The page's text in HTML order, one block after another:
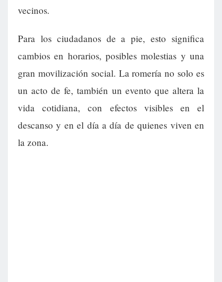
vecinos.
Para los ciudadanos de a pie, esto significa
cambios en horarios, posibles molestias y una
gran movilización social. La romería no solo es
un acto de fe, también un evento que altera la
vida cotidiana, con efectos visibles en el
descanso y en el día a día de quienes viven en
la zona.